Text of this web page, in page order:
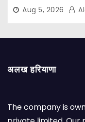
Aug 5, 2026
अलख हरियाणा
The company is